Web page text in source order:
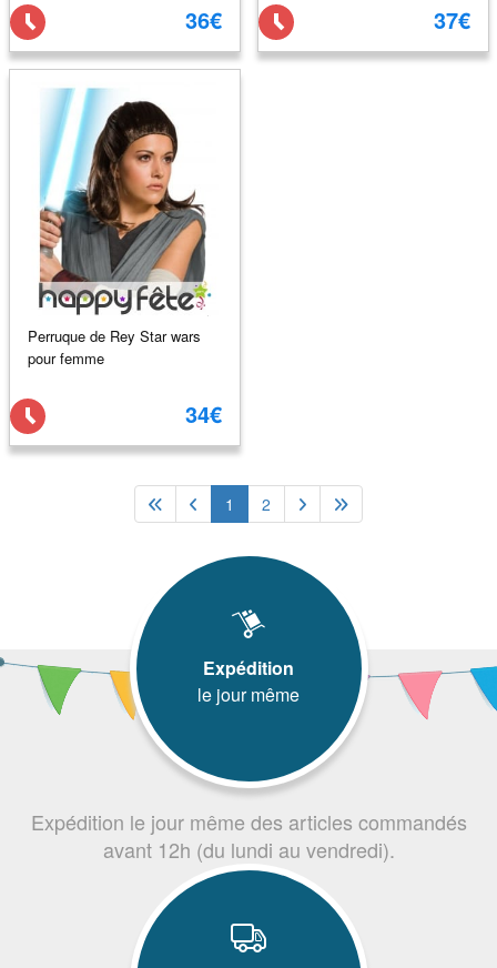
36€ 37€
Perruque de Rey Star wars
pour femme
34€
1 2
Expédition
le jour même
Expédition le jour même des articles commandés
avant 12h (du lundi au vendredi).